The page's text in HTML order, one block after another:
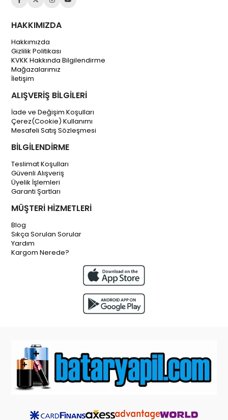
HAKKIMIZDA
Hakkımızda
Gizlilik Politikası
KVKK Hakkında Bilgilendirme
Mağazalarımız
İletişim
ALIŞVERİŞ BİLGİLERİ
İade ve Değişim Koşulları
Çerez(Cookie) Kullanımı
Mesafeli Satış Sözleşmesi
BİLGİLENDİRME
Teslimat Koşulları
Güvenli Alışveriş
Üyelik İşlemleri
Garanti Şartları
MÜŞTERİ HİZMETLERİ
Blog
Sıkça Sorulan Sorular
Yardım
Kargom Nerede?